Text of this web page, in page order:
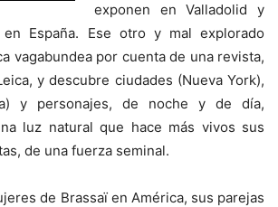
exponen en Valladolid y
España. Ese otro y mal explorado
vagabundea por cuenta de una revista,
y descubre ciudades (Nueva York),
y personajes, de noche y de día,
luz natural que hace más vivos sus
de una fuerza seminal.
de Brassaï en América, sus parejas